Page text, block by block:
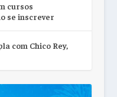
cursos
se inscrever
com Chico Rey,